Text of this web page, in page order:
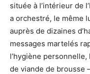
située à l’intérieur de
a orchestré, le même
auprès de dizaines
messages martelés
l’hygiène
de viande de brousse